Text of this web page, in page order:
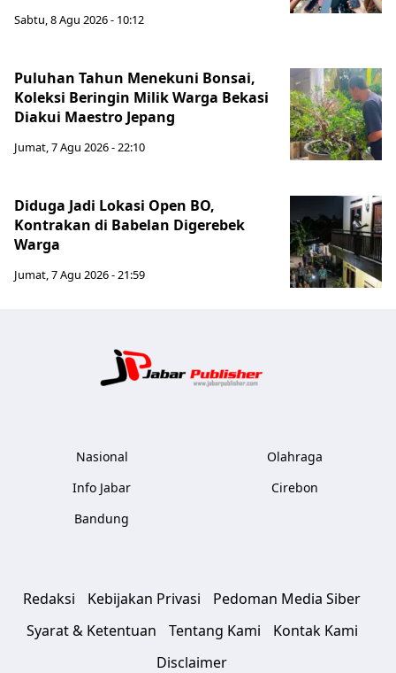
Sabtu, 8 Agu 2026 - 10:12
Puluhan Tahun Menekuni Bonsai,
Koleksi Beringin Milik Warga Bekasi
Diakui Maestro Jepang
Jumat, 7 Agu 2026 - 22:10
Diduga Jadi Lokasi Open BO,
Kontrakan di Babelan Digerebek
Warga
Jumat, 7 Agu 2026 - 21:59
Nasional
Info Jabar
Bandung
Olahraga
Cirebon
Redaksi Kebijakan Privasi
Pedoman Media Siber
Syarat & Ketentuan
Tentang Kami
Kontak Kami
Disclaimer